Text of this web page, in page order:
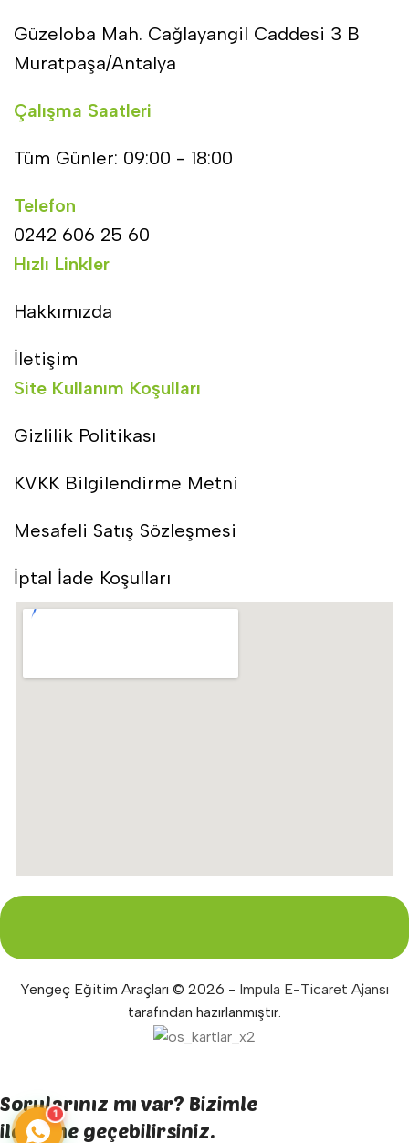
Güzeloba Mah. Cağlayangil Caddesi 3 B
Muratpaşa/Antalya
Çalışma Saatleri
Tüm Günler: 09:00 - 18:00
Telefon
0242 606 25 60
Hızlı Linkler
Hakkımızda
İletişim
Site Kullanım Koşulları
Gizlilik Politikası
KVKK Bilgilendirme Metni
Mesafeli Satış Sözleşmesi
İptal İade Koşulları
Yengeç Eğitim Araçları © 2026 - Impula E-Ticaret Ajansı
tarafından hazırlanmıştır.
Sorularınız mı var? Bizimle
iletişime geçebilirsiniz.
1